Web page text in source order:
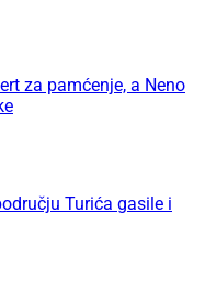
za pamćenje, a Neno
Turića gasile i